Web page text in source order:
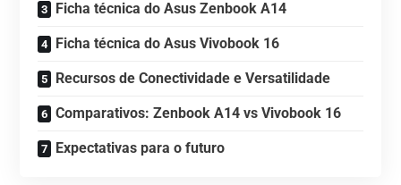
Ficha técnica do Asus Zenbook A14
Ficha técnica do Asus Vivobook 16
Recursos de Conectividade e Versatilidade
Comparativos: Zenbook A14 vs Vivobook 16
Expectativas para o futuro